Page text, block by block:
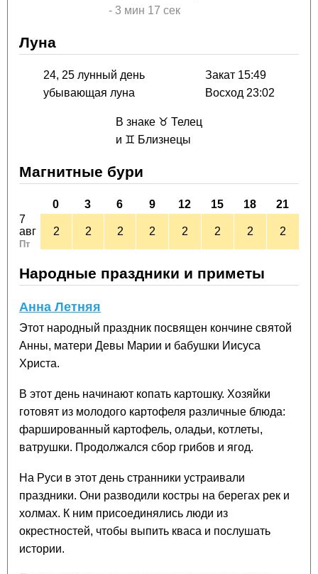
- 3 мин 17 сек
Луна
24, 25 лунный день
убывающая луна
Закат 15:49
Восход 23:02
В знаке ♉ Телец
и ♊ Близнецы
Магнитные бури
0 3 6 9 12 15 18
21
7
авг
Пт
2 2 2 2 2 2 2 2
Народные праздники и приметы
Анна Летняя
Этот народный праздник посвящен кончине святой
Анны, матери Девы Марии и бабушки Иисуса
Христа.
В этот день начинают копать картошку. Хозяйки
готовят из молодого картофеля различные блюда:
фаршированный картофель, оладьи, котлеты,
ватрушки. Продолжался сбор грибов и ягод.
На Руси в этот день странники устраивали
праздники. Они разводили костры на берегах рек и
холмах. К ним присоединялись люди из
окрестностей, чтобы выпить кваса и послушать
истории.